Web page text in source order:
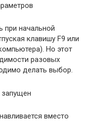
начальной
клавишу F9 или
Но этот
разовых
делать выбор.
вместо